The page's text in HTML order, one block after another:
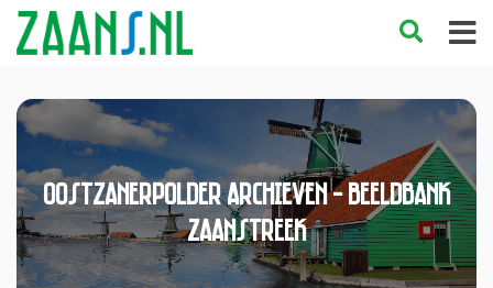
oostzanerpolder Archieven - Beeldbank
Zaanstreek